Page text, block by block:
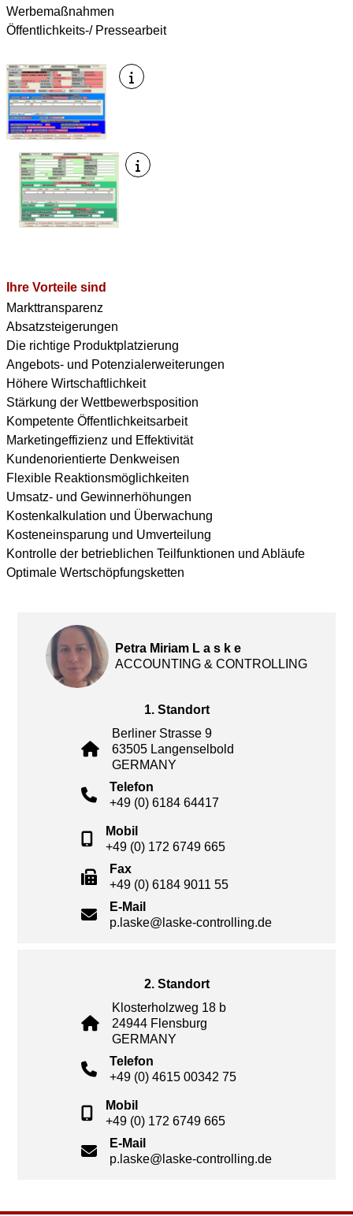
Werbemaßnahmen
Öffentlichkeits-/ Pressearbeit
Ihre Vorteile sind
Markttransparenz
Absatzsteigerungen
Die richtige Produktplatzierung
Angebots- und Potenzialerweiterungen
Höhere Wirtschaftlichkeit
Stärkung der Wettbewerbsposition
Kompetente Öffentlichkeitsarbeit
Marketingeffizienz und Effektivität
Kundenorientierte Denkweisen
Flexible Reaktionsmöglichkeiten
Umsatz- und Gewinnerhöhungen
Kostenkalkulation und Überwachung
Kosteneinsparung und Umverteilung
Kontrolle der betrieblichen Teilfunktionen und Abläufe
Optimale Wertschöpfungsketten
Petra Miriam L a s k e
ACCOUNTING & CONTROLLING
1. Standort
Berliner Strasse 9
63505 Langenselbold
GERMANY
Telefon
+49 (0) 6184 64417
Mobil
+49 (0) 172 6749 665
Fax
+49 (0) 6184 9011 55
E-Mail
p.laske@laske-controlling.de
2. Standort
Klosterholzweg 18 b
24944 Flensburg
GERMANY
Telefon
+49 (0) 4615 00342 75
Mobil
+49 (0) 172 6749 665
E-Mail
p.laske@laske-controlling.de